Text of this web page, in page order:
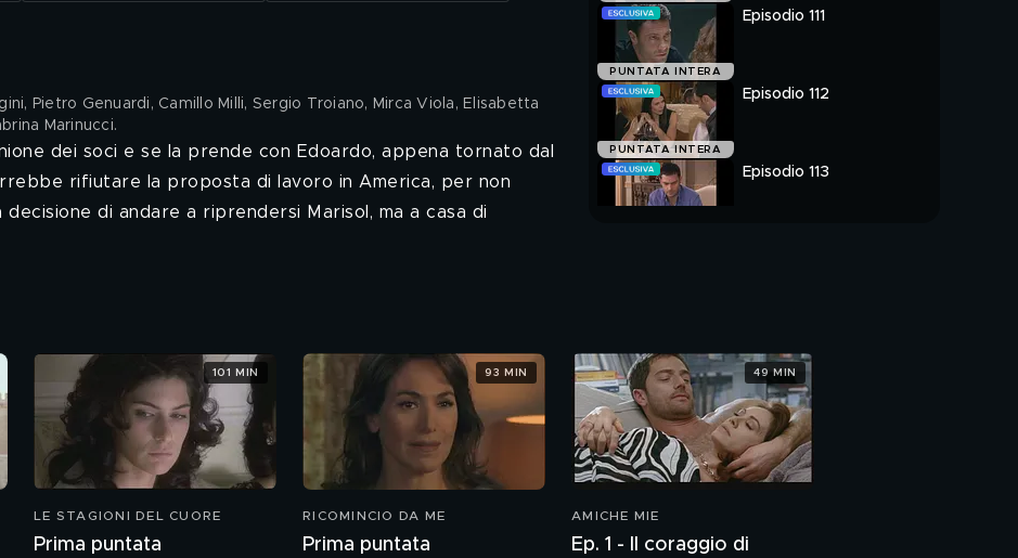
Pietro Genuardi, Camillo Milli, Sergio Troiano, Mirca Viola, Elisabetta
Marinucci.
dei soci e se la prende con Edoardo, appena tornato dal
rifiutare la proposta di lavoro in America, per non
decisione di andare a riprendersi Marisol, ma a casa di
PUNTATA INTERA
Episodio 111
PUNTATA INTERA
Episodio 112
Episodio 113
LE STAGIONI DEL CUORE
Prima puntata
101 MIN
RICOMINCIO DA ME
Prima puntata
93 MIN
AMICHE MIE
Ep. 1 - Il coraggio di
49 MIN